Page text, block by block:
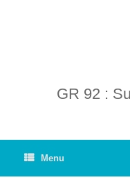
GR 92 :
Menu